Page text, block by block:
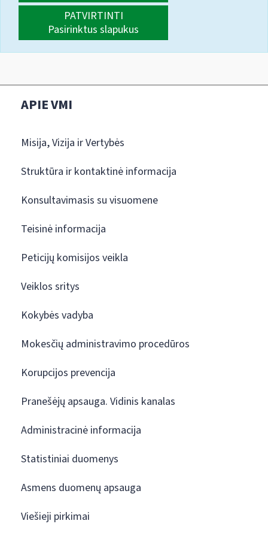
PATVIRTINTI
Pasirinktus slapukus
APIE VMI
Misija, Vizija ir Vertybės
Struktūra ir kontaktinė informacija
Konsultavimasis su visuomene
Teisinė informacija
Peticijų komisijos veikla
Veiklos sritys
Kokybės vadyba
Mokesčių administravimo procedūros
Korupcijos prevencija
Pranešėjų apsauga. Vidinis kanalas
Administracinė informacija
Statistiniai duomenys
Asmens duomenų apsauga
Viešieji pirkimai